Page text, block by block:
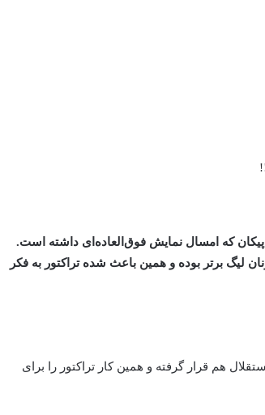
پیکان که امسال نمایش فوق‌العاده‌ای داشته است.
لیگ برتر بوده و همین باعث شده تراکتور به فکر
هم قرار گرفته و همین کار تراکتور را برای